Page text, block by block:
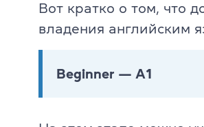
Вот кратко о том, что
владения английским
Beginner — А1